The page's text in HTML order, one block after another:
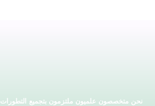
نحن متخصصون علميون ملتزمون بتجميع